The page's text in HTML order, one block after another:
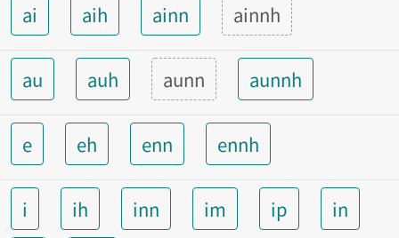
ai aih ainn ainnh
au auh aunn aunnh
e eh enn ennh
i ih inn im ip
in